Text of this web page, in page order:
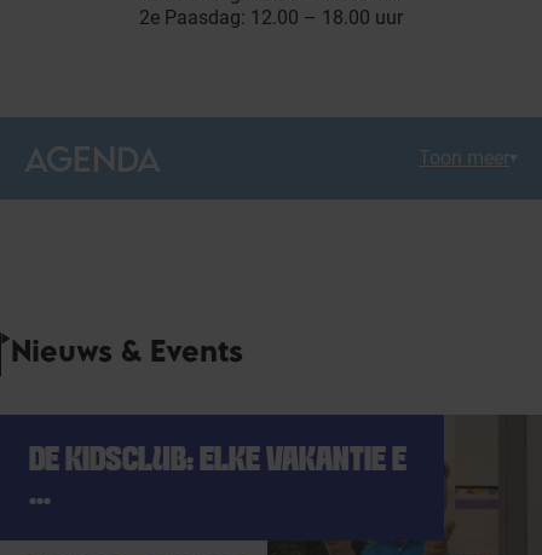
2e Paasdag: 12.00 – 18.00 uur
AGENDA Toon meer
Nieuws & Events
DE KIDSCLUB: ELKE VAKANTIE E
...